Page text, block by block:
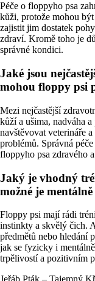
Péče o floppyho psa
kůži, protože mohou
zajistit jim dostatek
zdraví. Kromě toho je
správné kondici.
Jaké jsou
mohou floppy psi
Mezi nejčastější
kůží a ušima, nadváha
navštěvovat veterináře
problémů. Správná
floppyho psa zdravého
Jaký je vhodný
možné je
Floppy psi mají rádi
instinkty a skvělý čich.
předmětů nebo hledání
jak se fyzicky i
trpělivostí a pozitivním